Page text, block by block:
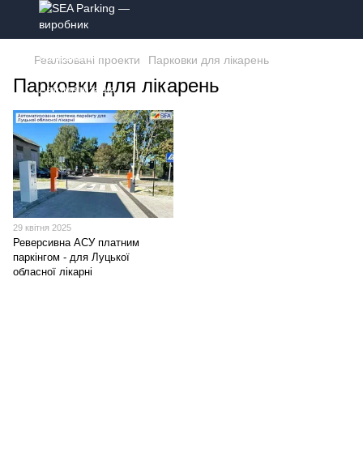
Реалізовані проекти Парковки для лікарень
Парковки для лікарень
29 квітня 2025
Реверсивна АСУ платним
паркінгом - для Луцької
обласної лікарні